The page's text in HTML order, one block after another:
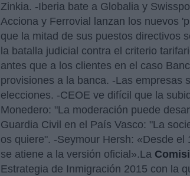
Zinkia. -Iberia bate a Globalia y
Acciona y Ferrovial lanzan los nuevos
que la mitad de sus puestos directivos
la batalla judicial contra el criterio
antes que a los clientes en el caso
provisiones a la banca. -Las empresas
elecciones. -CEOE ve difícil que la
Monedero: "La moderación puede
Guardia Civil en el País Vasco: "La
os quiere". -Seymour Hersh: «Desde
se atiene a la versión oficial».La
Estrategia de Inmigración 2015 con la